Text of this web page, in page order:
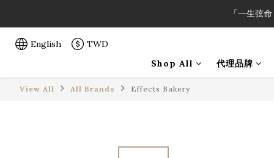
「一生弦
「一生弦
「一生弦
English TWD
Shop All
代理品牌
View All All Brands Effects Bakery